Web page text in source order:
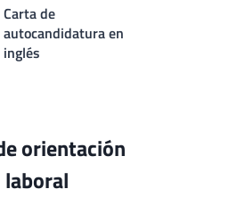
Carta de
autocandidatura en
inglés
orientación
laboral